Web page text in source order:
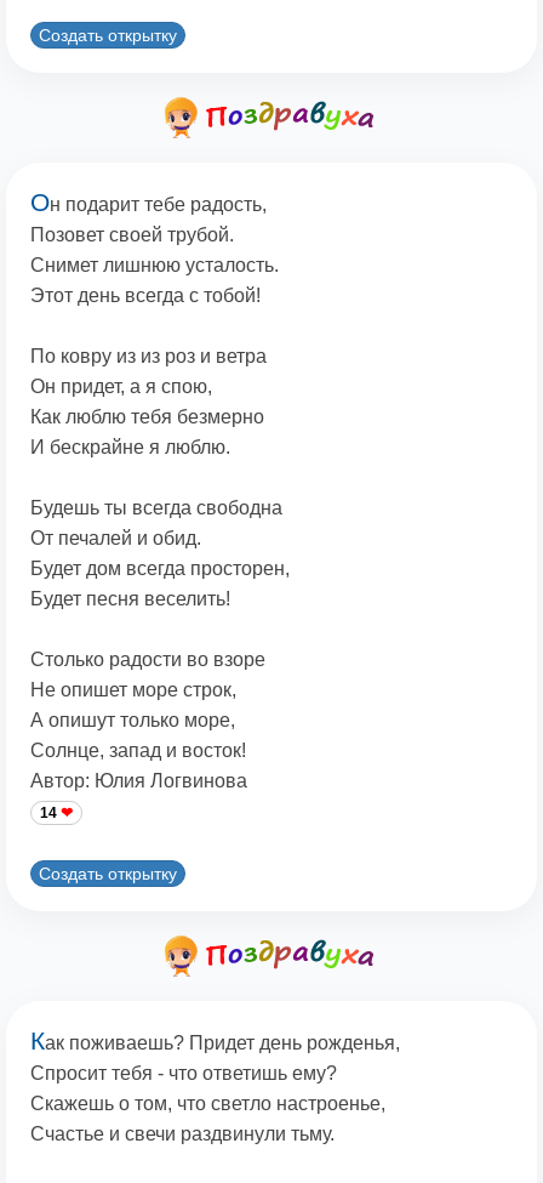
Создать открытку
Он подарит тебе радость,
Позовет своей трубой.
Снимет лишнюю усталость.
Этот день всегда с тобой!
По ковру из из роз и ветра
Он придет, а я спою,
Как люблю тебя безмерно
И бескрайне я люблю.
Будешь ты всегда свободна
От печалей и обид.
Будет дом всегда просторен,
Будет песня веселить!
Столько радости во взоре
Не опишет море строк,
А опишут только море,
Солнце, запад и восток!
Автор: Юлия Логвинова
14
Создать открытку
Как поживаешь? Придет день рожденья,
Спросит тебя - что ответишь ему?
Скажешь о том, что светло настроенье,
Счастье и свечи раздвинули тьму.